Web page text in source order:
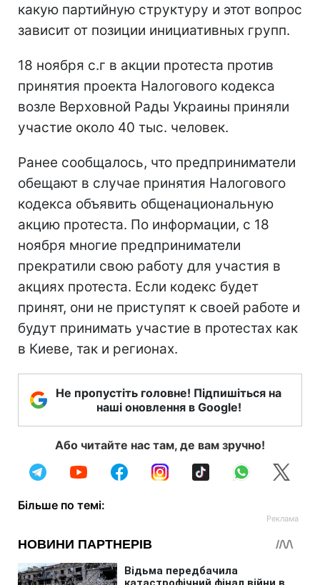
какую партийную структуру и этот вопрос
зависит от позиции инициативных групп.
18 ноября с.г в акции протеста против
принятия проекта Налогового кодекса
возле Верховной Рады Украины приняли
участие около 40 тыс. человек.
Ранее сообщалось, что предприниматели
обещают в случае принятия Налогового
кодекса объявить общенациональную
акцию протеста. По информации, с 18
ноября многие предприниматели
прекратили свою работу для участия в
акциях протеста. Если кодекс будет
принят, они не приступят к своей работе и
будут принимать участие в протестах как
в Киеве, так и регионах.
Не пропустіть головне! Підпишіться на
наші оновлення в Google!
Або читайте нас там, де вам зручно!
Більше по темі: